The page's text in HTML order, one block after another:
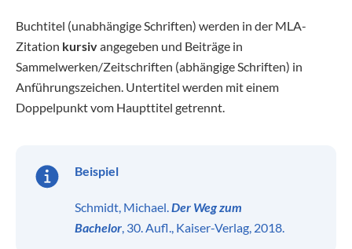
Buchtitel (unabhängige Schriften) werden in der MLA-
Zitation kursivangegeben und Beiträge in
Sammelwerken/Zeitschriften (abhängige Schriften) in
Anführungszeichen. Untertitel werden mit einem
Doppelpunkt vom Haupttitel getrennt.
Beispiel
Schmidt, Michael.Der Weg zum
Bachelor, 30. Aufl., Kaiser-Verlag, 2018.